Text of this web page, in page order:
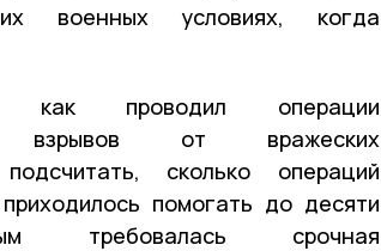
военных условиях, когда
как проводил операции
от вражеских
сколько операций
помогать до десяти
требовалась срочная